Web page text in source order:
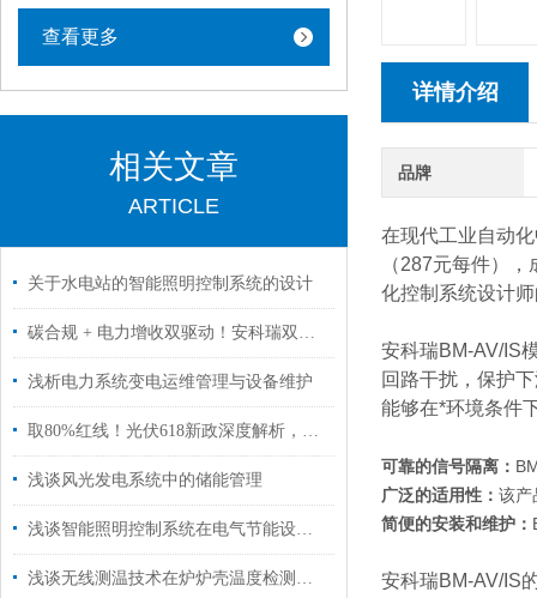
查看更多
相关文章
ARTICLE
关于水电站的智能照明控制系统的设计
碳合规 + 电力增收双驱动！安科瑞双增值方案，适配江苏园区零碳转型新政
浅析电力系统变电运维管理与设备维护
取80%红线！光伏618新政深度解析，安科瑞助力分布式光伏全场景合规接入
浅谈风光发电系统中的储能管理
浅谈智能照明控制系统在电气节能设计中的应用
浅谈无线测温技术在炉炉壳温度检测中的应用
详情介绍
品牌
在现代工业自动
（287元每件）
化控制系统设计
安科瑞BM-AV/IS
回路干扰，保护
能够在*环境条件
可靠的信号隔离：
广泛的适用性： 该产
简便的安装和维护：
安科瑞BM-AV/IS